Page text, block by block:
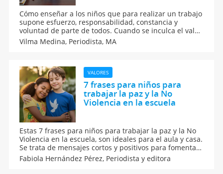
Cómo enseñar a los niños que para realizar un trabajo
supone esfuerzo, responsabilidad, constancia y
voluntad de parte de todos. Cuando se inculca el valor
del trabajo en la educación de los niños, se estará
dándoles herramientas para que sean eficientes en
Vilma Medina, Periodista, MA
VALORES
7 frases para niños para
trabajar la paz y la No
Violencia en la escuela
Estas 7 frases para niños para trabajar la paz y la No
Violencia en la escuela, son ideales para el aula y casa.
Se trata de mensajes cortos y positivos para fomentar
respeto, empatía y buena convivencia entre
compañeros. Perfectas para el 30 de enero, que es el
Fabiola Hernández Pérez, Periodista y editora